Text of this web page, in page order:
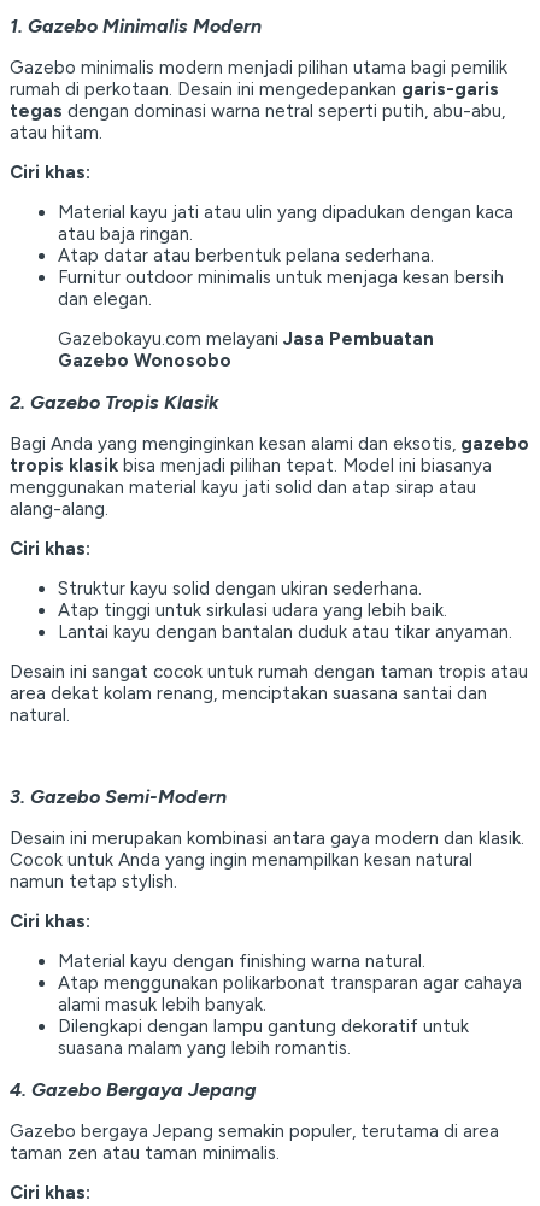
1. Gazebo Minimalis Modern
Gazebo minimalis modern menjadi pilihan utama bagi pemilik
rumah di perkotaan. Desain ini mengedepankan garis-garis
tegas dengan dominasi warna netral seperti putih, abu-abu,
atau hitam.
Ciri khas:
Material kayu jati atau ulin yang dipadukan dengan kaca
atau baja ringan.
Atap datar atau berbentuk pelana sederhana.
Furnitur outdoor minimalis untuk menjaga kesan bersih
dan elegan.
Gazebokayu.com melayani Jasa Pembuatan
Gazebo Wonosobo
2. Gazebo Tropis Klasik
Bagi Anda yang menginginkan kesan alami dan eksotis, gazebo
tropis klasik bisa menjadi pilihan tepat. Model ini biasanya
menggunakan material kayu jati solid dan atap sirap atau
alang-alang.
Ciri khas:
Struktur kayu solid dengan ukiran sederhana.
Atap tinggi untuk sirkulasi udara yang lebih baik.
Lantai kayu dengan bantalan duduk atau tikar anyaman.
Desain ini sangat cocok untuk rumah dengan taman tropis atau
area dekat kolam renang, menciptakan suasana santai dan
natural.
3. Gazebo Semi-Modern
Desain ini merupakan kombinasi antara gaya modern dan klasik.
Cocok untuk Anda yang ingin menampilkan kesan natural
namun tetap stylish.
Ciri khas:
Material kayu dengan finishing warna natural.
Atap menggunakan polikarbonat transparan agar cahaya
alami masuk lebih banyak.
Dilengkapi dengan lampu gantung dekoratif untuk
suasana malam yang lebih romantis.
4. Gazebo Bergaya Jepang
Gazebo bergaya Jepang semakin populer, terutama di area
taman zen atau taman minimalis.
Ciri khas: